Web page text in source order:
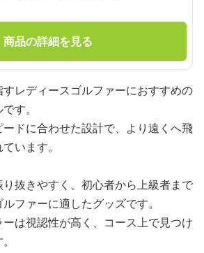
商品の詳細を見る
レディースゴルファーにおすすめの
す。
ドに合わせた設計で、より遠くへ飛
います。
抜きやすく、初心者から上級者まで
ファーに適したグッズです。
は視認性が高く、コース上で見つけ